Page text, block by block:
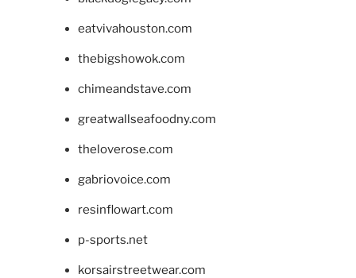
eatvivahouston.com
thebigshowok.com
chimeandstave.com
greatwallseafoodny.com
theloverose.com
gabriovoice.com
resinflowart.com
p-sports.net
korsairstreetwear.com